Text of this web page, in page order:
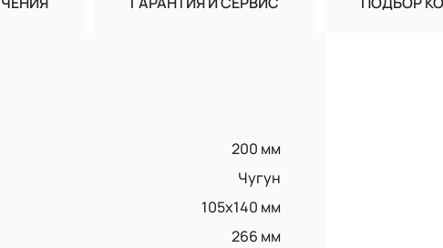
200 мм
Чугун
105x140 мм
266 мм